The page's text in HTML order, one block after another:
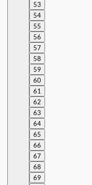
53
54
55
56
57
58
59
60
61
62
63
64
65
66
67
68
69